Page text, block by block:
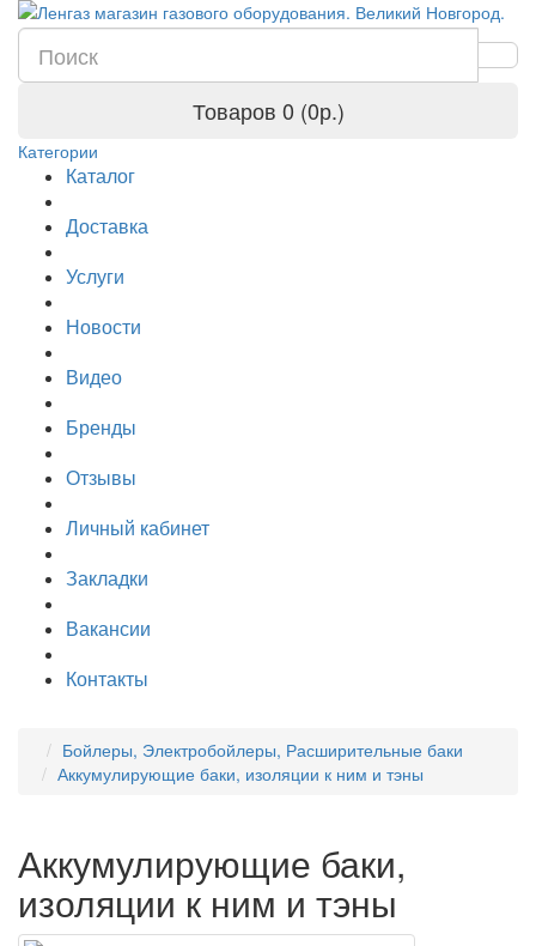
Товаров 0 (0р.)
Категории
Каталог
Доставка
Услуги
Новости
Видео
Бренды
Отзывы
Личный кабинет
Закладки
Вакансии
Контакты
Бойлеры, Электробойлеры, Расширительные баки
Аккумулирующие баки, изоляции к ним и тэны
Аккумулирующие баки,
изоляции к ним и тэны